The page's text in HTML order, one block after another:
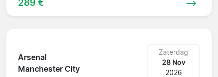
Arsenal
Manchester City
Zaterdag
28 Nov
2026